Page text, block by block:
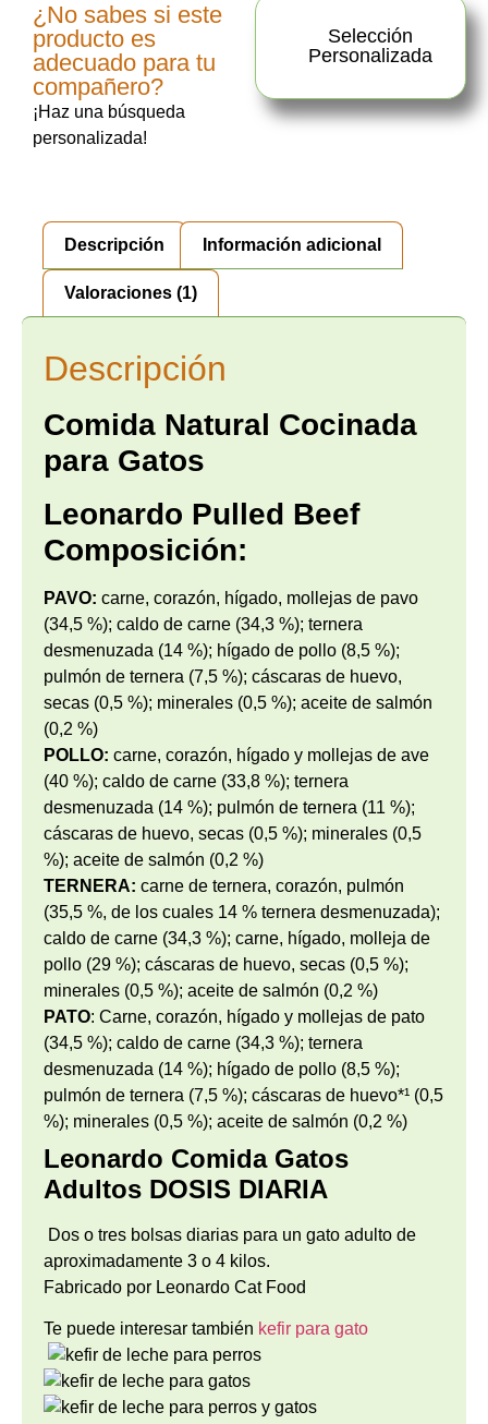
¿No sabes si este
producto es
adecuado para tu
compañero?
¡Haz una búsqueda
personalizada!
Selección
Personalizada
Descripción Información adicional
Valoraciones (1)
Descripción
Comida Natural Cocinada
para Gatos
Leonardo Pulled Beef
Composición:
PAVO: carne, corazón, hígado, mollejas de pavo
(34,5 %); caldo de carne (34,3 %); ternera
desmenuzada (14 %); hígado de pollo (8,5 %);
pulmón de ternera (7,5 %); cáscaras de huevo,
secas (0,5 %); minerales (0,5 %); aceite de salmón
(0,2 %)
POLLO: carne, corazón, hígado y mollejas de ave
(40 %); caldo de carne (33,8 %); ternera
desmenuzada (14 %); pulmón de ternera (11 %);
cáscaras de huevo, secas (0,5 %); minerales (0,5
%); aceite de salmón (0,2 %)
TERNERA: carne de ternera, corazón, pulmón
(35,5 %, de los cuales 14 % ternera desmenuzada);
caldo de carne (34,3 %); carne, hígado, molleja de
pollo (29 %); cáscaras de huevo, secas (0,5 %);
minerales (0,5 %); aceite de salmón (0,2 %)
PATO: Carne, corazón, hígado y mollejas de pato
(34,5 %); caldo de carne (34,3 %); ternera
desmenuzada (14 %); hígado de pollo (8,5 %);
pulmón de ternera (7,5 %); cáscaras de huevo*¹ (0,5
%); minerales (0,5 %); aceite de salmón (0,2 %)
Leonardo Comida Gatos
Adultos DOSIS DIARIA
Dos o tres bolsas diarias para un gato adulto de
aproximadamente 3 o 4 kilos.
Fabricado por Leonardo Cat Food
Te puede interesar también kefir para gato